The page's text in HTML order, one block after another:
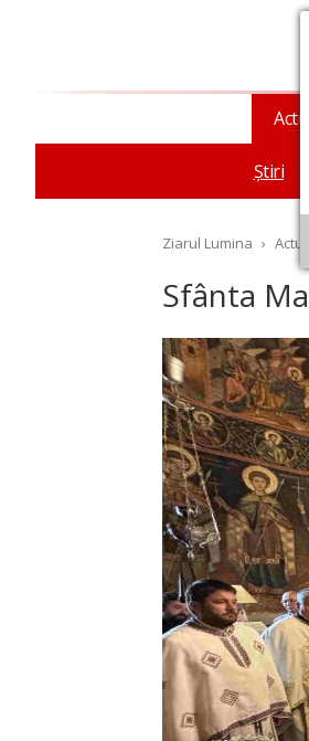
Știri
Ziarul Lumina ›
Sfânta
Octombrie